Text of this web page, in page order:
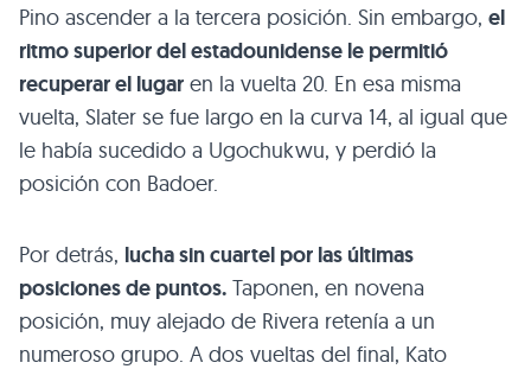
Pino ascender a la tercera posición. Sin embargo, el
ritmo superior del estadounidense le permitió
recuperar el lugar en la vuelta 20. En esa misma
vuelta, Slater se fue largo en la curva 14, al igual que
le había sucedido a Ugochukwu, y perdió la
posición con Badoer.
Por detrás, lucha sin cuartel por las últimas
posiciones de puntos. Taponen, en novena
posición, muy alejado de Rivera retenía a un
numeroso grupo. A dos vueltas del final, Kato